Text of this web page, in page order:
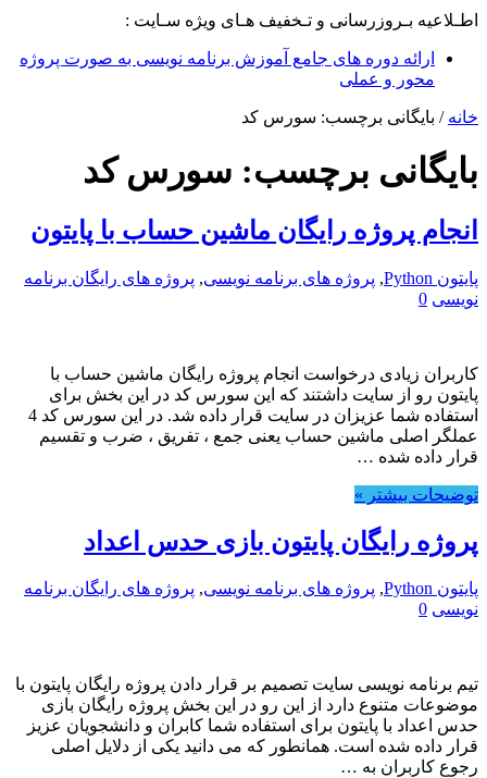
اطـلاعیه بـروزرسانی و تـخفیف هـای ویژه سـایت :
ارائه دوره های جامع آموزش برنامه نویسی به صورت پروژه
محور و عملی
خانه / بایگانی برچسب: سورس کد
بایگانی برچسب: سورس کد
انجام پروژه رایگان ماشین حساب با پایتون
پایتون Python , پروژه های برنامه نویسی, پروژه های رایگان برنامه
نویسی 0
کاربران زیادی درخواست انجام پروژه رایگان ماشین حساب با
پایتون رو از سایت داشتند که این سورس کد در این بخش برای
استفاده شما عزیزان در سایت قرار داده شد. در این سورس کد 4
عملگر اصلی ماشین حساب یعنی جمع ، تفریق ، ضرب و تقسیم
قرار داده شده …
توضیحات بیشتر »
پروژه رایگان پایتون بازی حدس اعداد
پایتون Python , پروژه های برنامه نویسی, پروژه های رایگان برنامه
نویسی 0
تیم برنامه نویسی سایت تصمیم بر قرار دادن پروژه رایگان پایتون با
موضوعات متنوع دارد از این رو در این بخش پروژه رایگان بازی
حدس اعداد با پایتون برای استفاده شما کابران و دانشجویان عزیز
قرار داده شده است. همانطور که می دانید یکی از دلایل اصلی
رجوع کاربران به …